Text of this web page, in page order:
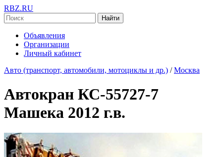
RBZ.RU
Найти
Объявления
Организации
Личный кабинет
Авто (транспорт, автомобили, мотоциклы и др.) / Москва
Автокран КС-55727-7
Машека 2012 г.в.